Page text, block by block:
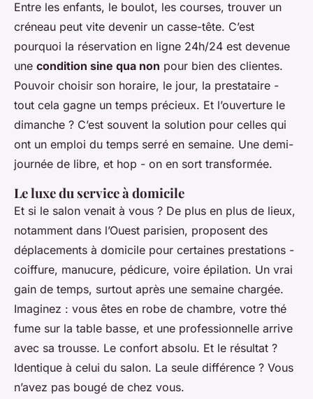
Entre les enfants, le boulot, les courses, trouver un
créneau peut vite devenir un casse-tête. C’est
pourquoi la réservation en ligne 24h/24 est devenue
une condition sine qua non pour bien des clientes.
Pouvoir choisir son horaire, le jour, la prestataire -
tout cela gagne un temps précieux. Et l’ouverture le
dimanche ? C’est souvent la solution pour celles qui
ont un emploi du temps serré en semaine. Une demi-
journée de libre, et hop - on en sort transformée.
Le luxe du service à domicile
Et si le salon venait à vous ? De plus en plus de lieux,
notamment dans l’Ouest parisien, proposent des
déplacements à domicile pour certaines prestations -
coiffure, manucure, pédicure, voire épilation. Un vrai
gain de temps, surtout après une semaine chargée.
Imaginez : vous êtes en robe de chambre, votre thé
fume sur la table basse, et une professionnelle arrive
avec sa trousse. Le confort absolu. Et le résultat ?
Identique à celui du salon. La seule différence ? Vous
n’avez pas bougé de chez vous.